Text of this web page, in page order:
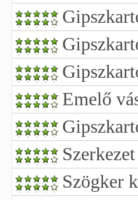
Emelő
Szögker